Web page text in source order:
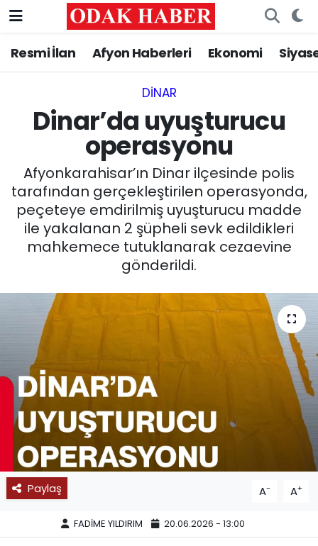
Resmi İlan Afyon Haberleri Ekonomi
DINAR
Dinar’da uyuşturucu
operasyonu
Afyonkarahisar’ın Dinar ilçesinde polis
tarafından gerçekleştirilen operasyonda,
peçeteye emdirilmiş uyuşturucu madde
ile yakalanan 2 şüpheli sevk edildikleri
mahkemece tutuklanarak cezaevine
gönderildi.
Paylaş A- A+
FADİME YILDIRIM 20.06.2026 - 13:00
AFYONKARAHİSAR HABERLERİ
ASAYİŞ
SİYASET
EĞİTİM
SAĞLIK
SPOR
11:11 MANŞET
Nöbetçi Eczaneler
Trafik Durumu
Süper Lig Puan Durumu ve Fikstür
Tüm Manşetler
Son Dakika Haberleri